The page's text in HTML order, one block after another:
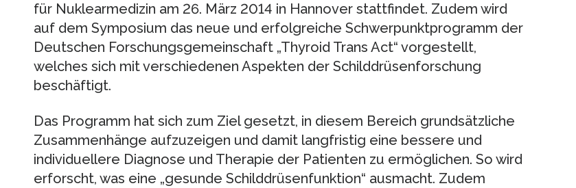
für Nuklearmedizin am 26. März 2014 in Hannover stattfindet. Zudem wird
auf dem Symposium das neue und erfolgreiche Schwerpunktprogramm der
Deutschen Forschungsgemeinschaft „Thyroid Trans Act“ vorgestellt,
welches sich mit verschiedenen Aspekten der Schilddrüsenforschung
beschäftigt.
Das Programm hat sich zum Ziel gesetzt, in diesem Bereich grundsätzliche
Zusammenhänge aufzuzeigen und damit langfristig eine bessere und
individuellere Diagnose und Therapie der Patienten zu ermöglichen. So wird
erforscht, was eine „gesunde Schilddrüsenfunktion“ ausmacht. Zudem